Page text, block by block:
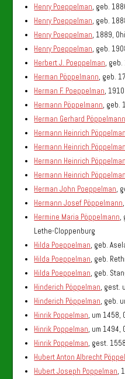
Henry Poeppelman, geb.
Henry Poeppelman, geb.
Henry Poeppelman, 1889,
Henry Poeppelman, geb.
Herbert J. Poeppelman, geb.
Herman Pöppelmann, geb.
Herman F. Poeppelman,
Hermann Pöppelmann, geb.
Herman Gerhard Pöppelmann
Hermann Heinrich
Hermann Heinrich
Hermann Heinrich
Hermann Heinrich
Herman John Poeppelman,
Hermann Josef Pöppelmann
Hermine Maria Pöppelmann,
Lethe-Cloppenburg
Hilda Poeppelman, geb.
Hilda Poeppelman, geb.
Hilda Poeppelman, geb.
Hinderich Pöppelman, gest.
Hinderich Pöppelman, geb.
Hinrik Poppelman, um 1458,
Hinrik Poppelman, um 1494,
Hinrik Poppelman, gest.
Hubert Anton Albrecht
Hubert Joseph Poppelman,